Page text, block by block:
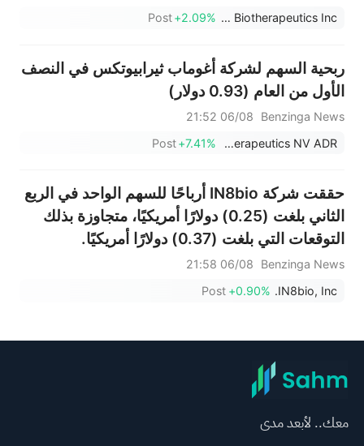
Iovance Biotherapeutics Inc
+2.09%
Post
ربحية السهم لشركة أغوماب ثيرابيوتكس في النصف
الأول من العام (0.93 دولار)
Benzinga News
06/08 21:52
AgomAb Therapeutics NV ADR
+7.41%
Post
حققت شركة IN8bio أرباحًا للسهم الواحد في الربع
الثاني بلغت (0.25) دولارًا أمريكيًا، متجاوزة بذلك
التوقعات التي بلغت (0.37) دولارًا أمريكيًا.
Benzinga News
06/08 21:58
IN8bio, Inc.
+0.90%
Post
معك.. لأبعد مدى